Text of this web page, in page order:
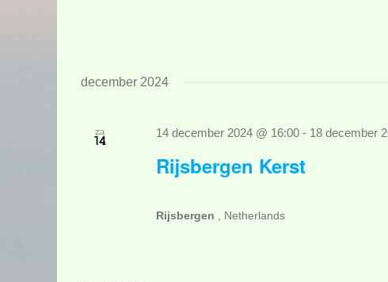
december 2024
za
14
Rijsbergen Kerst
14 december 2024 @ 16:00 - 18 december
Rijsbergen , Netherlands